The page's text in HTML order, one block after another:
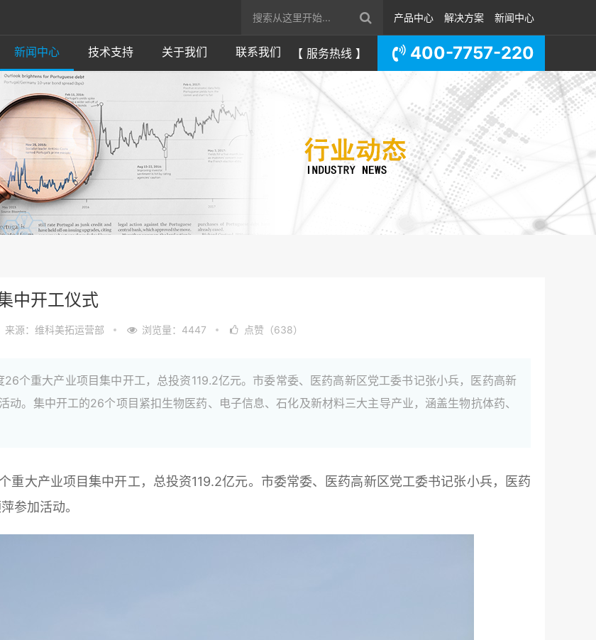
产品中心 解决方案 新闻中心
新闻中心 技术支持 关于我们 联系我们 【 服务热线 】 400-7757-220
中开工仪式
来源：维科美拓运营部 浏览量：4447 点赞（638）
个重大产业项目集中开工，总投资119.2亿元。市委常委、医药高新区党工委书记张小兵，医药高新
。集中开工的26个项目紧扣生物医药、电子信息、石化及新材料三大主导产业，涵盖生物抗体药、
大产业项目集中开工，总投资119.2亿元。市委常委、医药高新区党工委书记张小兵，医药
参加活动。